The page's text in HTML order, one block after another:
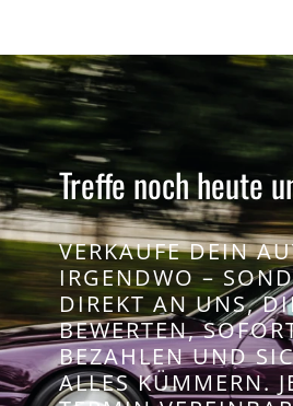
Treffe noch heute
VERKAUFE DEIN
IRGENDWO –
DIREKT AN UNS,
BEWERTEN,
BEZAHLEN UND
ALLES KÜMMERN.